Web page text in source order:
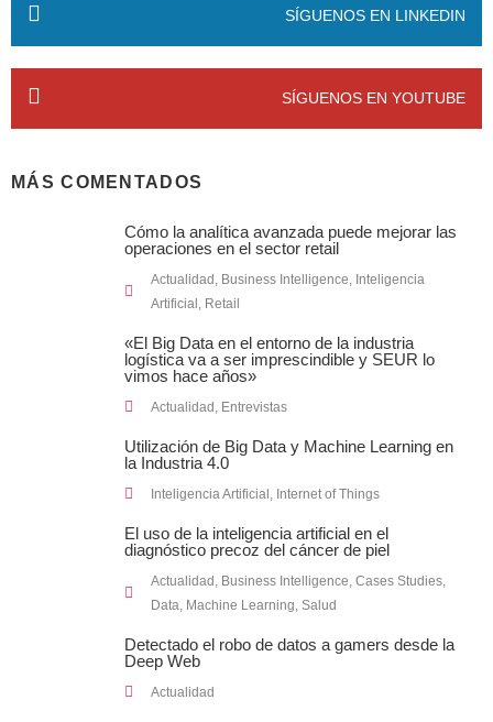
SÍGUENOS EN LINKEDIN
SÍGUENOS EN YOUTUBE
MÁS COMENTADOS
Cómo la analítica avanzada puede mejorar las
operaciones en el sector retail
Actualidad Business Intelligence Inteligencia
Artificial Retail
«El Big Data en el entorno de la industria
logística va a ser imprescindible y SEUR lo
vimos hace años»
Actualidad Entrevistas
Utilización de Big Data y Machine Learning en
la Industria 4.0
Inteligencia Artificial, Internet of Things
El uso de la inteligencia artificial en el
diagnóstico precoz del cáncer de piel
Actualidad , Business Intelligence, Cases Studies,
Data, Machine Learning, Salud
Detectado el robo de datos a gamers desde la
Deep Web
Actualidad